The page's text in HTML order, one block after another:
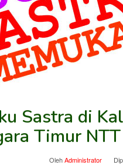
Sastra di
Timur
OlehAdministrator